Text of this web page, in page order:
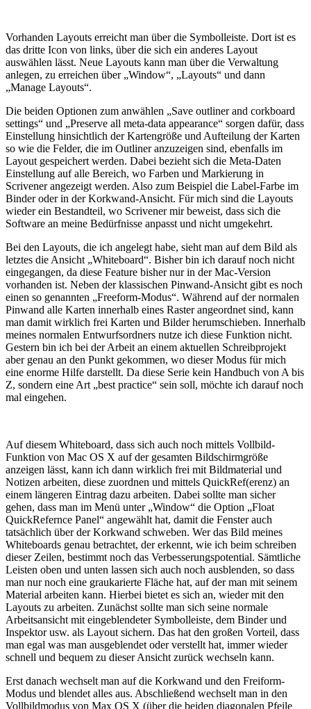
Vorhanden Layouts erreicht man über die Symbolleiste. Dort ist es
das dritte Icon von links, über die sich ein anderes Layout
auswählen lässt. Neue Layouts kann man über die Verwaltung
anlegen, zu erreichen über „Window“, „Layouts“ und dann
„Manage Layouts“.
Die beiden Optionen zum anwählen „Save outliner and corkboard
settings“ und „Preserve all meta-data appearance“ sorgen dafür, dass
Einstellung hinsichtlich der Kartengröße und Aufteilung der Karten
so wie die Felder, die im Outliner anzuzeigen sind, ebenfalls im
Layout gespeichert werden. Dabei bezieht sich die Meta-Daten
Einstellung auf alle Bereich, wo Farben und Markierung in
Scrivener angezeigt werden. Also zum Beispiel die Label-Farbe im
Binder oder in der Korkwand-Ansicht. Für mich sind die Layouts
wieder ein Bestandteil, wo Scrivener mir beweist, dass sich die
Software an meine Bedürfnisse anpasst und nicht umgekehrt.
Bei den Layouts, die ich angelegt habe, sieht man auf dem Bild als
letztes die Ansicht „Whiteboard“. Bisher bin ich darauf noch nicht
eingegangen, da diese Feature bisher nur in der Mac-Version
vorhanden ist. Neben der klassischen Pinwand-Ansicht gibt es noch
einen so genannten „Freeform-Modus“. Während auf der normalen
Pinwand alle Karten innerhalb eines Raster angeordnet sind, kann
man damit wirklich frei Karten und Bilder herumschieben. Innerhalb
meines normalen Entwurfsordners nutze ich diese Funktion nicht.
Gestern bin ich bei der Arbeit an einem aktuellen Schreibprojekt
aber genau an den Punkt gekommen, wo dieser Modus für mich
eine enorme Hilfe darstellt. Da diese Serie kein Handbuch von A bis
Z, sondern eine Art „best practice“ sein soll, möchte ich darauf noch
mal eingehen.
Auf diesem Whiteboard, dass sich auch noch mittels Vollbild-
Funktion von Mac OS X auf der gesamten Bildschirmgröße
anzeigen lässt, kann ich dann wirklich frei mit Bildmaterial und
Notizen arbeiten, diese zuordnen und mittels QuickRef(erenz) an
einem längeren Eintrag dazu arbeiten. Dabei sollte man sicher
gehen, dass man im Menü unter „Window“ die Option „Float
QuickRefernce Panel“ angewählt hat, damit die Fenster auch
tatsächlich über der Korkwand schweben. Wer das Bild meines
Whiteboards genau betrachtet, der erkennt, wie ich beim schreiben
dieser Zeilen, bestimmt noch das Verbesserungspotential. Sämtliche
Leisten oben und unten lassen sich auch noch ausblenden, so dass
man nur noch eine graukarierte Fläche hat, auf der man mit seinem
Material arbeiten kann. Hierbei bietet es sich an, wieder mit den
Layouts zu arbeiten. Zunächst sollte man sich seine normale
Arbeitsansicht mit eingeblendeter Symbolleiste, dem Binder und
Inspektor usw. als Layout sichern. Das hat den großen Vorteil, dass
man egal was man ausgeblendet oder verstellt hat, immer wieder
schnell und bequem zu dieser Ansicht zurück wechseln kann.
Erst danach wechselt man auf die Korkwand und den Freiform-
Modus und blendet alles aus. Abschließend wechselt man in den
Vollbildmodus von Max OS X (über die beiden diagonalen Pfeile